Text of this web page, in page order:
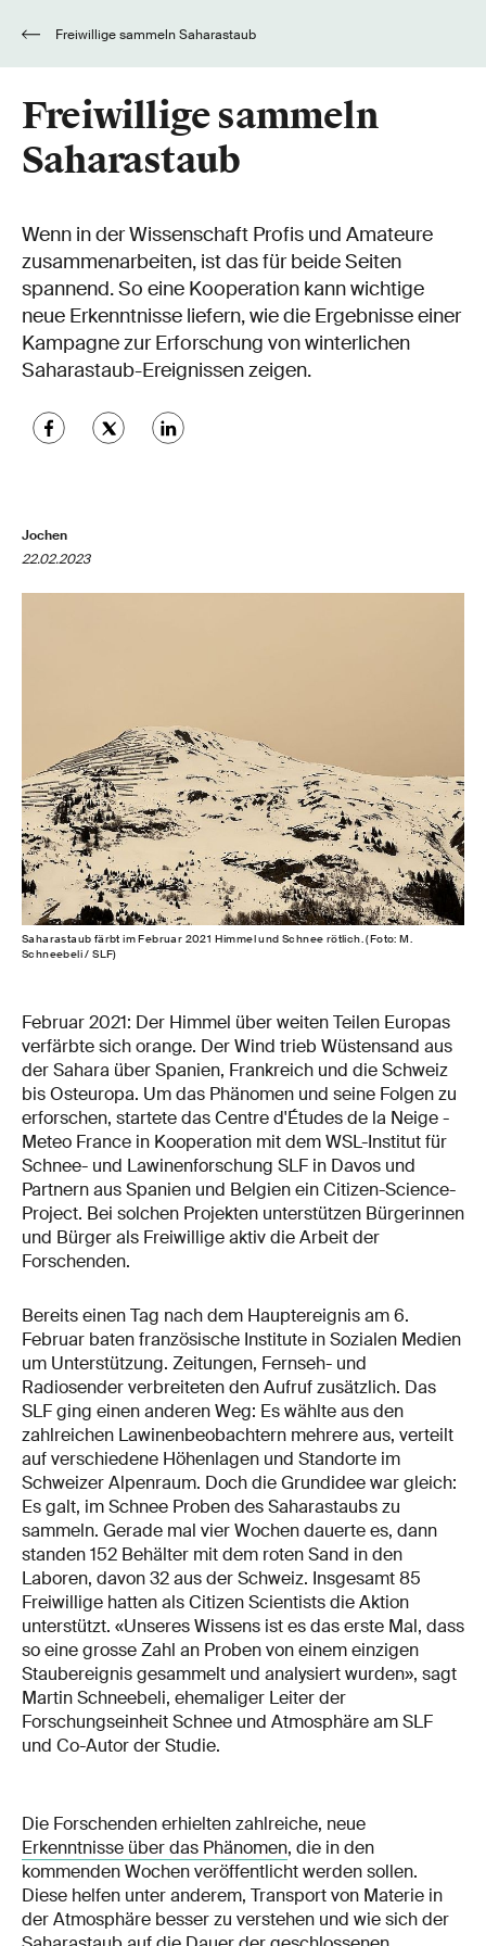
Freiwillige sammeln Saharastaub
Freiwillige sammeln
Saharastaub
Wenn in der Wissenschaft Profis und Amateure
zusammenarbeiten, ist das für beide Seiten
spannend. So eine Kooperation kann wichtige
neue Erkenntnisse liefern, wie die Ergebnisse einer
Kampagne zur Erforschung von winterlichen
Saharastaub-Ereignissen zeigen.
Jochen
22.02.2023
Saharastaub färbt im Februar 2021 Himmel und Schnee rötlich. (Foto: M.
Schneebeli / SLF)
Februar 2021: Der Himmel über weiten Teilen Europas
verfärbte sich orange. Der Wind trieb Wüstensand aus
der Sahara über Spanien, Frankreich und die Schweiz
bis Osteuropa. Um das Phänomen und seine Folgen zu
erforschen, startete das Centre d'Études de la Neige -
Meteo France in Kooperation mit dem WSL-Institut für
Schnee- und Lawinenforschung SLF in Davos und
Partnern aus Spanien und Belgien ein Citizen-Science-
Project. Bei solchen Projekten unterstützen Bürgerinnen
und Bürger als Freiwillige aktiv die Arbeit der
Forschenden.
Bereits einen Tag nach dem Hauptereignis am 6.
Februar baten französische Institute in Sozialen Medien
um Unterstützung. Zeitungen, Fernseh- und
Radiosender verbreiteten den Aufruf zusätzlich. Das
SLF ging einen anderen Weg: Es wählte aus den
zahlreichen Lawinenbeobachtern mehrere aus, verteilt
auf verschiedene Höhenlagen und Standorte im
Schweizer Alpenraum. Doch die Grundidee war gleich:
Es galt, im Schnee Proben des Saharastaubs zu
sammeln. Gerade mal vier Wochen dauerte es, dann
standen 152 Behälter mit dem roten Sand in den
Laboren, davon 32 aus der Schweiz. Insgesamt 85
Freiwillige hatten als Citizen Scientists die Aktion
unterstützt. «Unseres Wissens ist es das erste Mal, dass
so eine grosse Zahl an Proben von einem einzigen
Staubereignis gesammelt und analysiert wurden», sagt
Martin Schneebeli, ehemaliger Leiter der
Forschungseinheit Schnee und Atmosphäre am SLF
und Co-Autor der Studie.
Die Forschenden erhielten zahlreiche, neue
Erkenntnisse über das Phänomen, die in den
kommenden Wochen veröffentlicht werden sollen.
Diese helfen unter anderem, Transport von Materie in
der Atmosphäre besser zu verstehen und wie sich der